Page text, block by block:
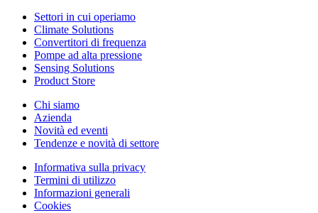
Settori in cui operiamo
Climate Solutions
Convertitori di frequenza
Pompe ad alta pressione
Sensing Solutions
Product Store
Chi siamo
Azienda
Novità ed eventi
Tendenze e novità di settore
Informativa sulla privacy
Termini di utilizzo
Informazioni generali
Cookies